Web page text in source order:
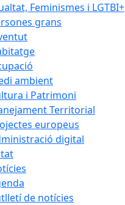
Feminismes i LGTBI+
grans
ambient
i Patrimoni
Territorial
europeus
digital
de notícies